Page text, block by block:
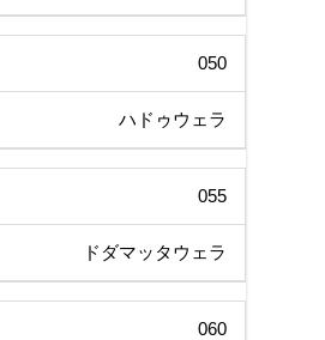
050
ハドゥウェラ
055
ドダマッタウェラ
060